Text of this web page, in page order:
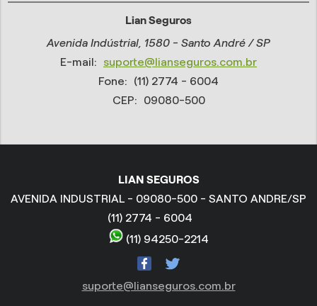
Lian Seguros
Avenida Indústrial, 1580 - Santo André / SP
E-mail:
suporte@lianseguros.com.br
Fone:
(11) 2774 - 6004
CEP:
09080-500
LIAN SEGUROS
AVENIDA INDUSTRIAL - 09080-500 - SANTO ANDRE/SP
(11) 2774 - 6004
(11) 94250-2214
suporte@lianseguros.com.br